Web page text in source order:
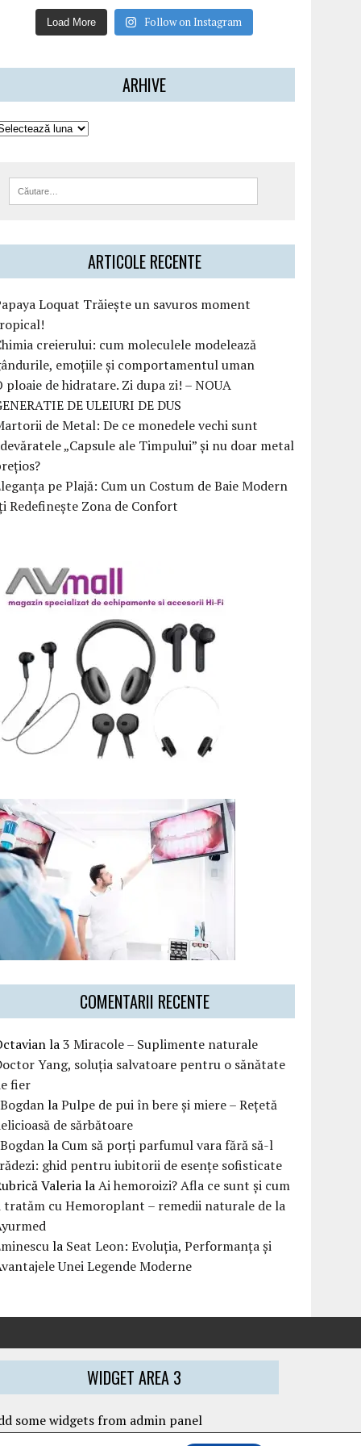
Load More Follow on Instagram
ARHIVE
ARTICOLE RECENTE
Loquat Trăiește un savuros moment
creierului: cum moleculele modelează
emoțiile și comportamentul uman
ploaie de hidratare. Zi dupa zi! – NOUA
DE ULEIURI DE DUS
de Metal: De ce monedele vechi sunt
„Capsule ale Timpului” și nu doar metal
pe Plajă: Cum un Costum de Baie Modern
Redefinește Zona de Confort
COMENTARII RECENTE
la3 Miracole – Suplimente naturale
Yang, soluția salvatoare pentru o sănătate
fier
laPulpe de pui în bere și miere – Rețetă
de sărbătoare
la Cum să porți parfumul vara fără să-l
ghid pentru iubitorii de esențe sofisticate
ValerialaAi hemoroizi? Afla ce sunt și cum
tratăm cu Hemoroplant – remedii naturale de la
la Seat Leon: Evoluția, Performanța și
Unei Legende Moderne
WIDGET AREA 3
some widgets from admin panel